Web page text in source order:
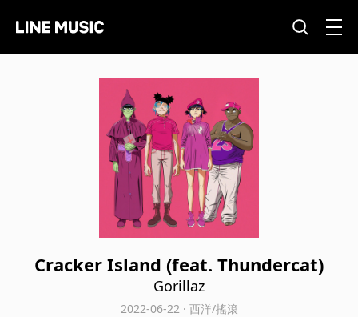
Cracker Island (feat. Thundercat)
Gorillaz
2022-06-22 · 西洋/搖滾